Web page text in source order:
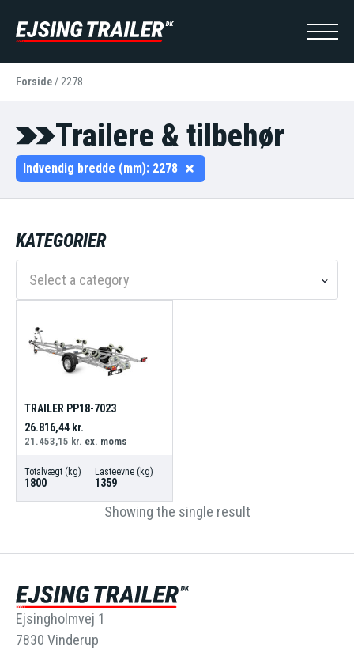
Forside/ 2278
Trailere & tilbehør
Indvendig bredde (mm): 2278
KATEGORIER
Select a category
Showing the single result
TRAILER PP18-7023
26.816,44 kr.
21.453,15 kr. ex. moms
Totalvægt (kg)
1800
Lasteevne (kg)
1359
Ejsingholmvej 1
7830 Vinderup